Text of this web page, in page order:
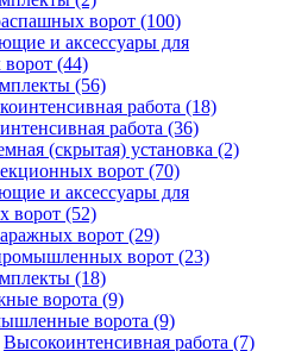
ворот (100)
и аксессуары для
(44)
(56)
работа (18)
работа (36)
(скрытая) установка (2)
ворот (70)
и аксессуары для
ворот (52)
ворот (29)
ворот (23)
(18)
ворота (9)
ворота (9)
Высокоинтенсивная работа (7)